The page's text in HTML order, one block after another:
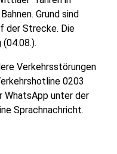
Grund sind
der Strecke. Die
Verkehrsstörungen
0203
WhatsApp unter der
Sprachnachricht.